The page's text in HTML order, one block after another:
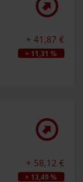
+ 41,87 €
+ 11,31 %
+ 58,12 €
+ 13,49 %